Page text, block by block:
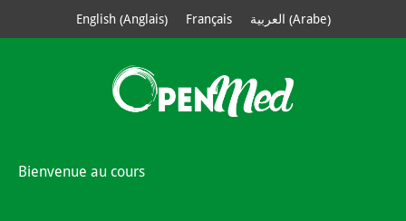
English(Anglais) Français العربية (Arabe)
Bienvenue au cours